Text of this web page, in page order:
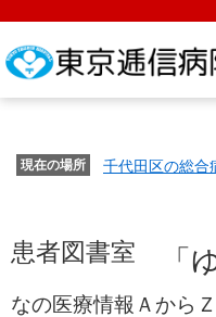
が
で
ー
ジ
内
メ
ー
ッ
こ
き
さ
設
こ
大
き
さ
こ
メ
ュ
こ
ま
ッ
メ
ュ
こ
か
イ
検
で
こ
こ
ま
イ
検
で
こ
こ
か
通
ュ
で
こ
こ
ま
共
通
ュ
で
現在の場所 千代田区の総合
こ
ら
患者図書室 「
なの医療情報Ａから